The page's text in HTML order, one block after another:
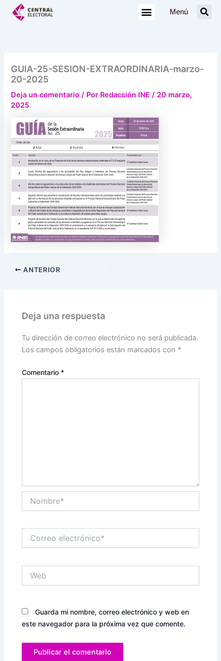
Menú
GUIA-25-SESION-EXTRAORDINARIA-marzo-
20-2025
Deja un comentario / Por Redacción INE/ 20 marzo,
2025
ANTERIOR
Deja una respuesta
Tu dirección de correo electrónico no será publicada.
Los campos obligatorios están marcados con *
Comentario *
electrónico*
Guarda mi nombre, correo electrónico y web en
este navegador para la próxima vez que comente.